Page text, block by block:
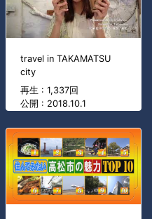
travel in TAKAMATSU
city
再生 : 1,337回
公開 : 2018.10.1